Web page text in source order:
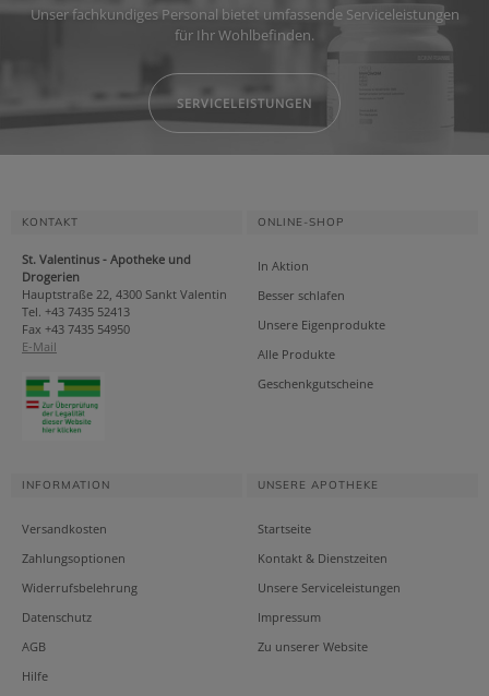
Unser fachkundiges Personal bietet umfassende Serviceleistungen
für Ihr Wohlbefinden.
SERVICELEISTUNGEN
KONTAKT
St. Valentinus - Apotheke und
Drogerien
Hauptstraße 22, 4300 Sankt Valentin
Tel. +43 7435 52413
Fax +43 7435 54950
E-Mail
ONLINE-SHOP
In Aktion
Besser schlafen
Unsere Eigenprodukte
Alle Produkte
Geschenkgutscheine
INFORMATION
Versandkosten
Zahlungsoptionen
Widerrufsbelehrung
Datenschutz
AGB
Hilfe
UNSERE APOTHEKE
Startseite
Kontakt & Dienstzeiten
Unsere Serviceleistungen
Impressum
Zu unserer Website